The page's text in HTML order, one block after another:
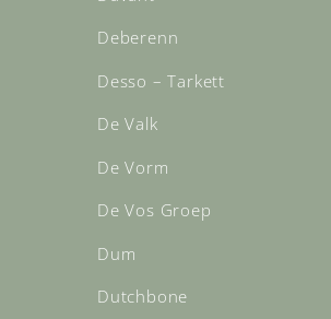
Deberenn
Desso – Tarkett
De Valk
De Vorm
De Vos Groep
Dum
Dutchbone